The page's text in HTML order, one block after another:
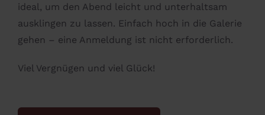
ideal, um den Abend leicht und unterhaltsam
ausklingen zu lassen. Einfach hoch in die Galerie
gehen – eine Anmeldung ist nicht erforderlich.
Viel Vergnügen und viel Glück!